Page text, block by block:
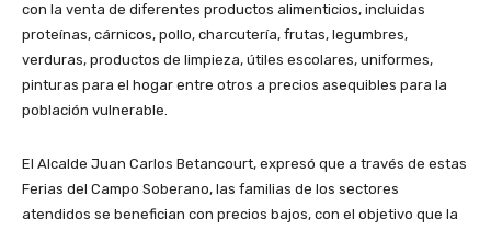
con la venta de diferentes productos alimenticios, incluidas
proteínas, cárnicos, pollo, charcutería, frutas, legumbres,
verduras, productos de limpieza, útiles escolares, uniformes,
pinturas para el hogar entre otros a precios asequibles para la
población vulnerable.
El Alcalde Juan Carlos Betancourt, expresó que a través de estas
Ferias del Campo Soberano, las familias de los sectores
atendidos se benefician con precios bajos, con el objetivo que la